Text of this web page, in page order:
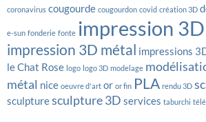
coronavirus cougourde cougourdon covid création 3D
e-sun fonderie fonte impression 3D
impression 3D métal impressions
le Chat Rose logo logo 3D modelage
métal nice oeuvre d'art or or fin PLA rendu 3D
sculpturesculpture 3D services taburchi